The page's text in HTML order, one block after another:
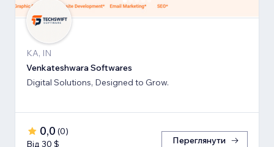
KA, IN
Venkateshwara Softwares
Digital Solutions, Designed to Grow.
0,0 (0)
Від 30 $
Переглянути